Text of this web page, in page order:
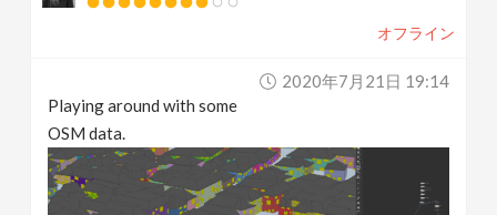
g
オフライン
2020年7月21日 19:14
Playing around with some
OSM data.